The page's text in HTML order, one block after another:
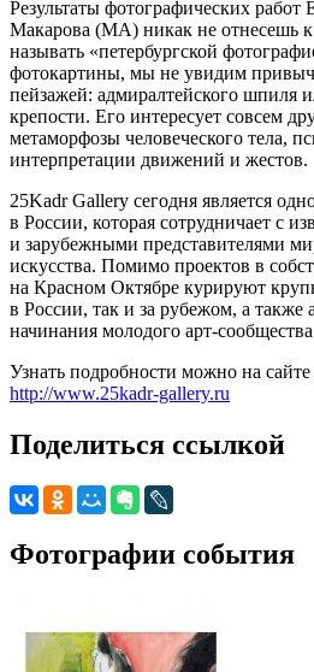
Результаты фотографических работ
Макарова (МА) никак не отнесешь
называть «петербургской
фотокартины, мы не увидим
пейзажей: адмиралтейского шпиля
крепости. Его интересует совсем
метаморфозы человеческого тела,
интерпретации движений и жестов.
25Kadr Gallery сегодня является
в России, которая сотрудничает с
и зарубежными представителями
искусства. Помимо проектов в
на Красном Октябре курируют
в России, так и за рубежом, а
начинания молодого арт-
Узнать подробности можно на сайте
http://www.25kadr-gallery.ru
Поделиться ссылкой
Фотографии события